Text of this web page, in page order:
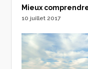
Mieux
10 juillet 2017